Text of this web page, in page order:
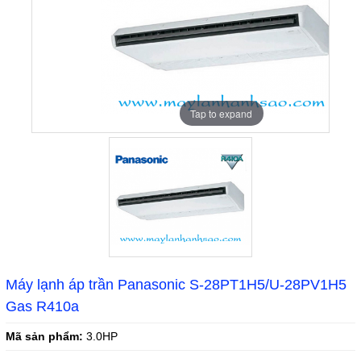
Tap to expand
Máy lạnh áp trần Panasonic S-28PT1H5/U-28PV1H5
Gas R410a
Mã sản phẩm: 3.0HP